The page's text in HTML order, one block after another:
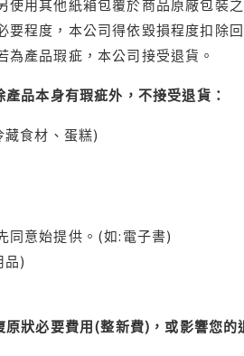
用其他紙箱包覆於商品原廠包裝
程度，本公司得依毀損程度扣除
產品瑕疵，本公司接受退貨。
品本身有瑕疵外，不接受退貨：
食材、蛋糕)
同意始提供。(如:電子書)
品)
狀必要費用(整新費)，或影響您